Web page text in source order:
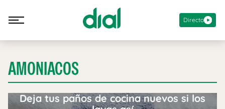
Directo
AMONIACOS
Deja tus paños de cocina nuevos si los